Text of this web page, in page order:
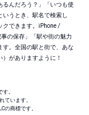
るんだろう？」「いつも使
うとき、駅名で検索し
クできます。iPhone /
の保存」「駅や街の魅力
す。全国の駅と街で、あな
がありますように！
。
ています。
の商標です。